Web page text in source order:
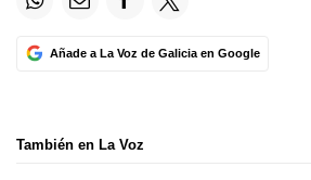
Añade a La Voz de Galicia en Google
También en La Voz